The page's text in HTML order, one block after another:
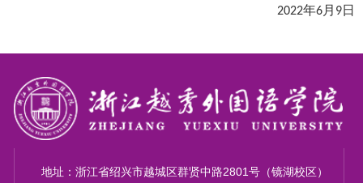
2022年6月 9日
地址：浙江省绍兴市越城区群贤中路2801号（镜湖校区）